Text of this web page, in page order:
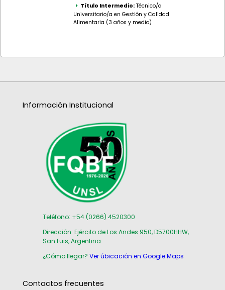
Título Intermedio:Técnico/a
Universitario/a en Gestión y Calidad
Alimentaria (3 años y medio)
Información Institucional
Teléfono: +54 (0266) 4520300
Dirección: Ejército de Los Andes 950, D5700HHW,
San Luis, Argentina
¿Cómo llegar? Ver úbicación en Google Maps
Contactos frecuentes